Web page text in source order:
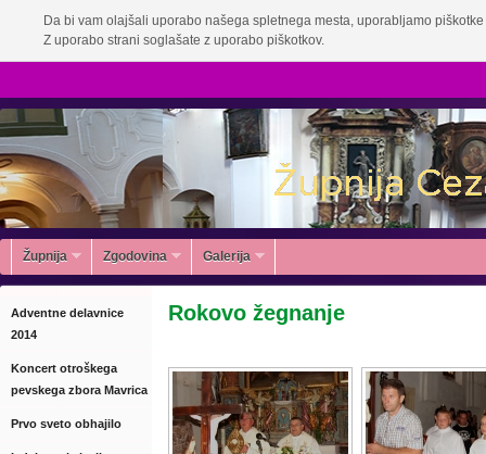
Da bi vam olajšali uporabo našega spletnega mesta, uporabljamo
Z uporabo strani soglašate z uporabo piškotkov.
Župnija Zgodovina Galerija
Adventne delavnice
2014
Koncert otroškega
pevskega zbora Mavrica
Prvo sveto obhajilo
Rokovo žegnanje